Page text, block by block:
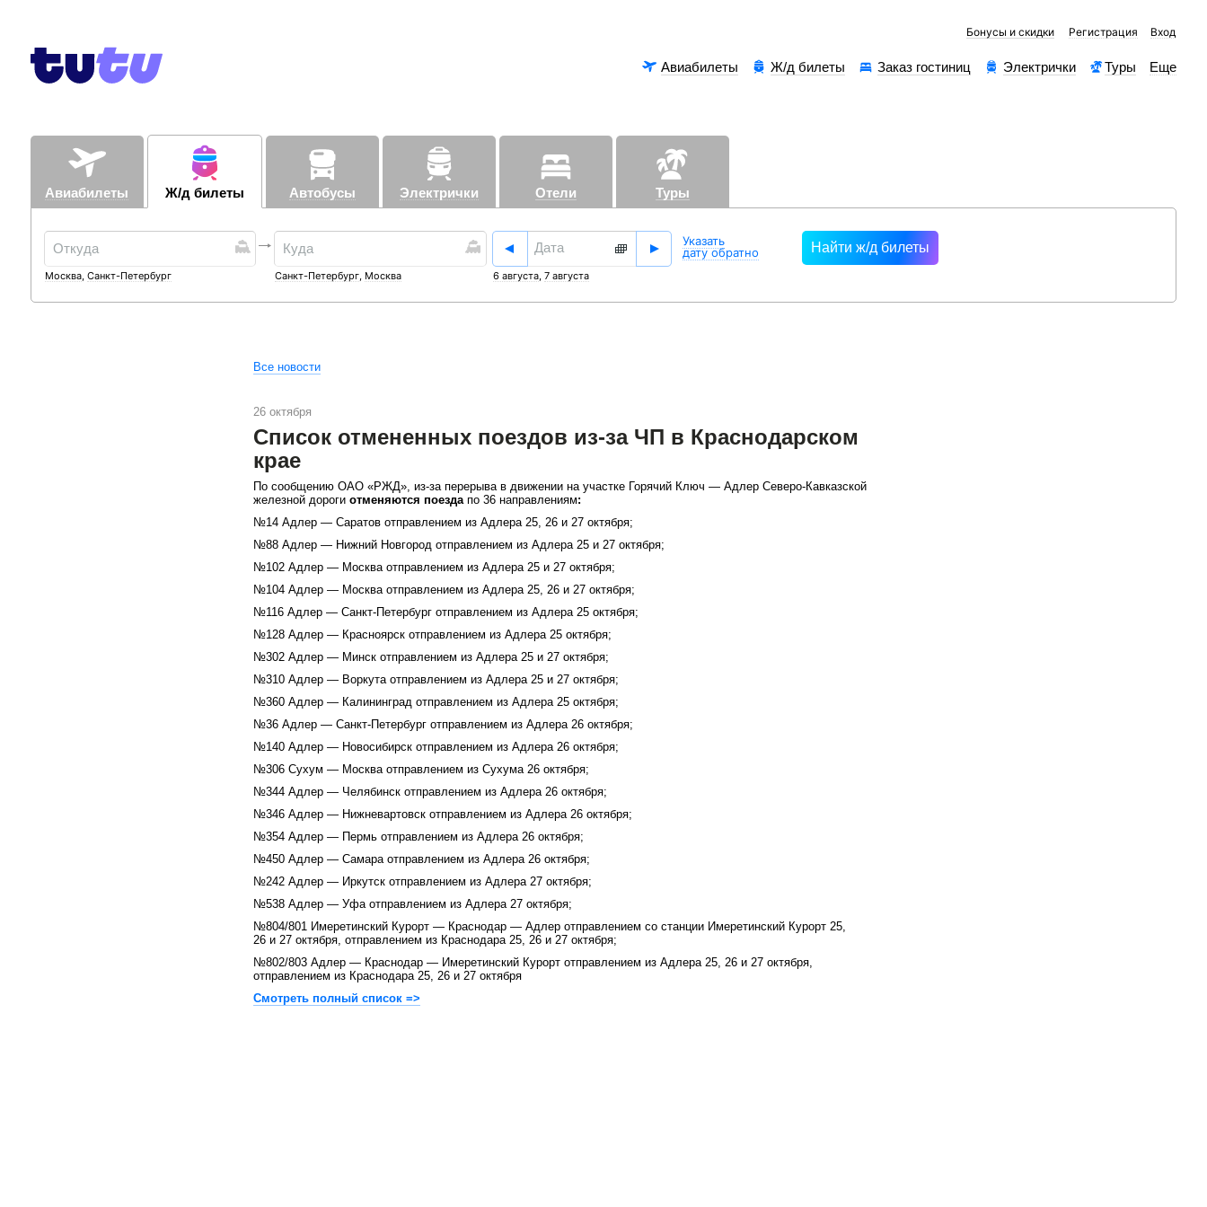
Авиабилеты Ж/д билеты Заказ гостиниц Электрички Туры Еще
Бонусы и скидки Вход
Регистрация
Авиабилеты Ж/д билеты Автобусы Электрички Отели Туры
Москва, Санкт-Петербург Санкт-Петербург, Москва 6 августа,7 августа
Указать
дату обратно
Найти ж/д билеты
Все новости
26 октября
Список отмененных поездов из-за ЧП в Краснодарском
крае
По сообщению ОАО «РЖД», из-за перерыва в движении на участке Горячий Ключ — Адлер Северо-Кавказской
железной дорогиотменяются поездапо 36 направлениям:
№14 Адлер — Саратов отправлением из Адлера 25, 26 и 27 октября;
№88 Адлер — Нижний Новгород отправлением из Адлера 25 и 27 октября;
№102 Адлер — Москва отправлением из Адлера 25 и 27 октября;
№104 Адлер — Москва отправлением из Адлера 25, 26 и 27 октября;
№116 Адлер — Санкт-Петербург отправлением из Адлера 25 октября;
№128 Адлер — Красноярск отправлением из Адлера 25 октября;
№302 Адлер — Минск отправлением из Адлера 25 и 27 октября;
№310 Адлер — Воркута отправлением из Адлера 25 и 27 октября;
№360 Адлер — Калининград отправлением из Адлера 25 октября;
№36 Адлер — Санкт-Петербург отправлением из Адлера 26 октября;
№140 Адлер — Новосибирск отправлением из Адлера 26 октября;
№306 Сухум — Москва отправлением из Сухума 26 октября;
№344 Адлер — Челябинск отправлением из Адлера 26 октября;
№346 Адлер — Нижневартовск отправлением из Адлера 26 октября;
№354 Адлер — Пермь отправлением из Адлера 26 октября;
№450 Адлер — Самара отправлением из Адлера 26 октября;
№242 Адлер — Иркутск отправлением из Адлера 27 октября;
№538 Адлер — Уфа отправлением из Адлера 27 октября;
№804/801 Имеретинский Курорт — Краснодар — Адлер отправлением со станции Имеретинский Курорт 25,
26 и 27 октября, отправлением из Краснодара 25, 26 и 27 октября;
№802/803 Адлер — Краснодар — Имеретинский Курорт отправлением из Адлера 25, 26 и 27 октября,
отправлением из Краснодара 25, 26 и 27 октября
Смотреть полный список =>